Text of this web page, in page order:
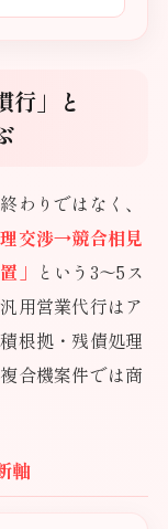
行」と
わりではなく、
交渉→競合相見
」 という3〜5ス
用営業代行はア
根拠・残債処理
合機案件では商
軸